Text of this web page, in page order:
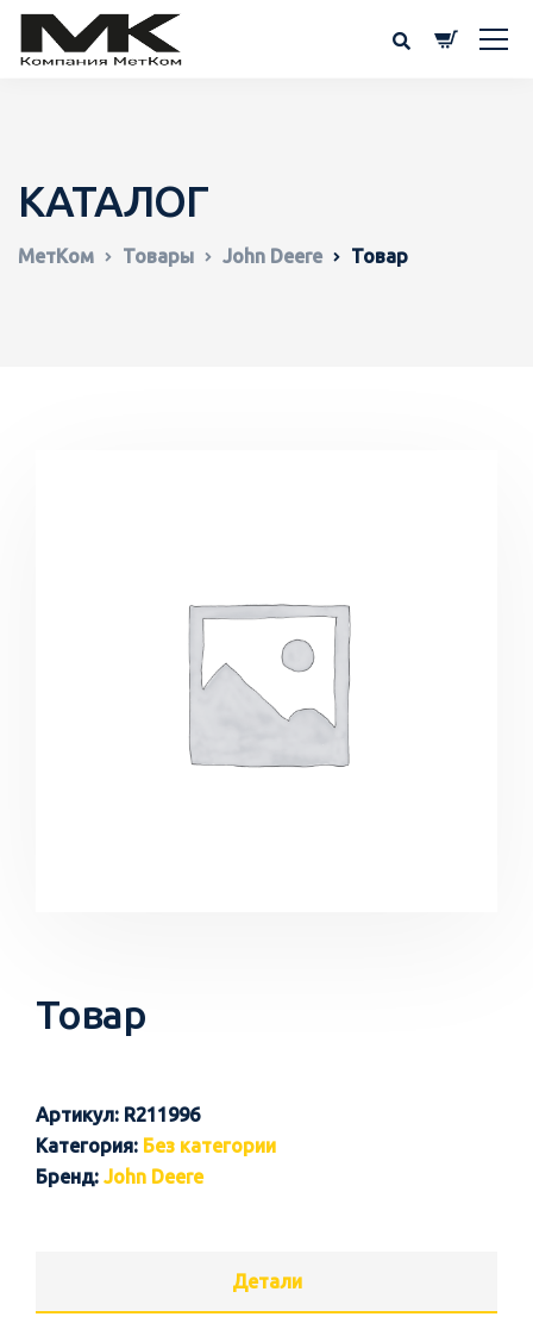
КАТАЛОГ
МетКом Товары John Deere Товар
Товар
Артикул: R211996
Категория: Без категории
Бренд: John Deere
Детали